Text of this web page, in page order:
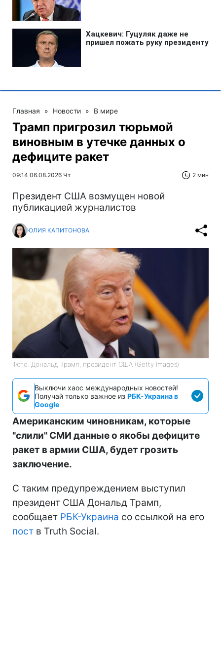
Главная » Новости » В мире
Трамп пригрозил тюрьмой
виновным в утечке данных о
дефиците ракет
09:14 06.08.2026 Чт 2 мин
Президент США возмущен новой
публикацией журналистов
ЮЛИЯ КАПИТОНОВА
Фото: Дональд Трамп, президент США (Getty Images)
Выключи хаос международных новостей!
Получай только важное из РБК-Украина в
Google
Американским чиновникам, которые
"слили" СМИ данные о якобы дефиците
ракет в армии США, будет грозить
заключение.
С таким предупреждением выступил
президент США Дональд Трамп,
сообщает РБК-Украина со ссылкой на его
пост в Truth Social.